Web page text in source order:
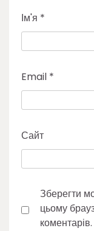
Ім'я *
Email *
Сайт
Зберегти
цьому
коментарів.